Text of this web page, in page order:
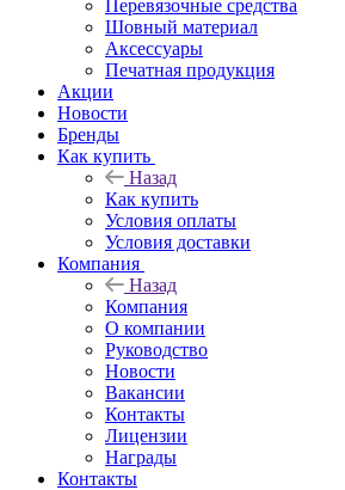
Перевязочные средства
Шовный материал
Аксессуары
Печатная продукция
Акции
Новости
Бренды
Как купить
Назад
Как купить
Условия оплаты
Условия доставки
Компания
Назад
Компания
О компании
Руководство
Новости
Вакансии
Контакты
Лицензии
Награды
Контакты